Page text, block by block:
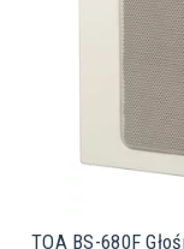
TOA BS-680F